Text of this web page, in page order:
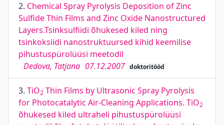
2. Chemical Spray Pyrolysis Deposition of Zinc
Sulfide Thin Films and Zinc Oxide Nanostructured
Layers.Tsinksulfiidi õhukesed kiled ning
tsinkoksiidi nanostruktuursed kihid keemilise
pihustuspürolüüsi meetodil
Dedova, Tatjana 07.12.2007 doktoritööd
3. TiO2 Thin Films by Ultrasonic Spray Pyrolysis
for Photocatalytic Air-Cleaning Applications. TiO2
õhukesed kiled ultraheli pihustuspürolüüsi